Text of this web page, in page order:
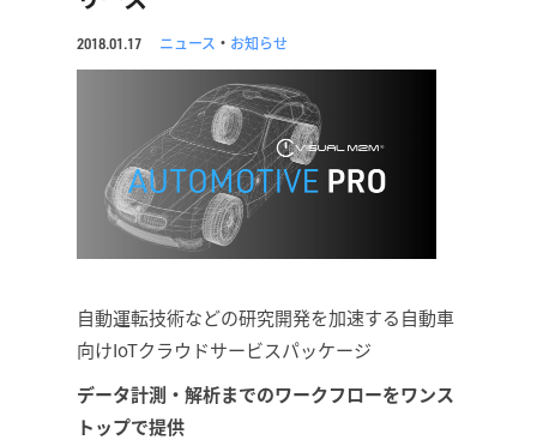
2018.01.17 ニュース ・ お知らせ
自動運転技術などの研究開発を加速する自動車
向けIoTクラウドサービスパッケージ
データ計測・解析までのワークフローをワンス
トップで提供